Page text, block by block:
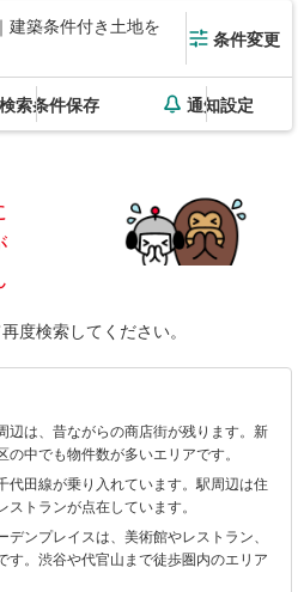
建築条件付き土地を
条件変更
検索条件保存 通知設定
度検索してください。
辺は、昔ながらの商店街が残ります。新
中でも物件数が多いエリアです。
代田線が乗り入れています。駅周辺は住
トランが点在しています。
ンプレイスは、美術館やレストラン、
す。渋谷や代官山まで徒歩圏内のエリア